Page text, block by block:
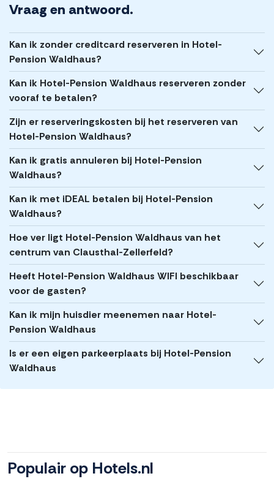
Vraag en antwoord.
Kan ik zonder creditcard reserveren in Hotel-
Pension Waldhaus?
Kan ik Hotel-Pension Waldhaus reserveren zonder
vooraf te betalen?
Zijn er reserveringskosten bij het reserveren van
Hotel-Pension Waldhaus?
Kan ik gratis annuleren bij Hotel-Pension
Waldhaus?
Kan ik met iDEAL betalen bij Hotel-Pension
Waldhaus?
Hoe ver ligt Hotel-Pension Waldhaus van het
centrum van Clausthal-Zellerfeld?
Heeft Hotel-Pension Waldhaus WIFI beschikbaar
voor de gasten?
Kan ik mijn huisdier meenemen naar Hotel-
Pension Waldhaus
Is er een eigen parkeerplaats bij Hotel-Pension
Waldhaus
Populair op Hotels.nl